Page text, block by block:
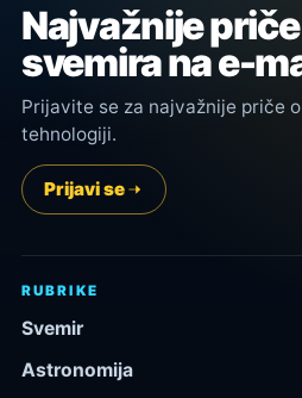
Najvažnije
svemira na e-
Prijavite se za najvažnije priče
tehnologiji.
Prijavi se
RUBRIKE
Svemir
Astronomija